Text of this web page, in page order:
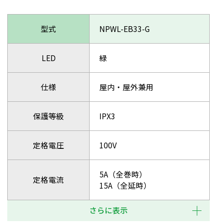
型式 NPWL-EB33-G
LED 緑
仕様 屋内・屋外兼用
保護等級 IPX3
定格電圧 100V
定格電流
5A（全巻時）
15A（全延時）
さらに表示